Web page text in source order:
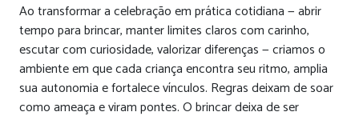
Ao transformar a celebração em prática cotidiana — abrir
tempo para brincar, manter limites claros com carinho,
escutar com curiosidade, valorizar diferenças — criamos o
ambiente em que cada criança encontra seu ritmo, amplia
sua autonomia e fortalece vínculos. Regras deixam de soar
como ameaça e viram pontes. O brincar deixa de ser